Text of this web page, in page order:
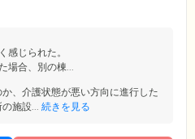
療の両面から迅速にご対応。緊急時に
感じられた。
場合、別の棟...
、介護状態が悪い方向に進行した
施設... 続きを見る